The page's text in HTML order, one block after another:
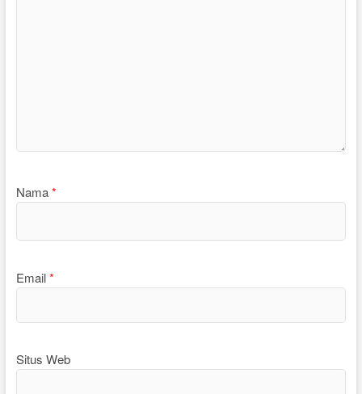
Nama*
Email*
Situs Web